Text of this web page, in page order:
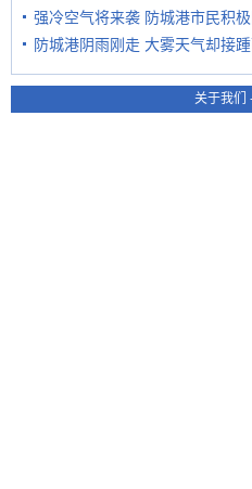
强冷空气将来袭 防城港市民积
防城港阴雨刚走 大雾天气却接
关于我们